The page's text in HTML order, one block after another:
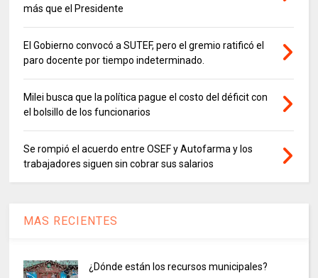
más que el Presidente
El Gobierno convocó a SUTEF, pero el gremio ratificó el
paro docente por tiempo indeterminado.
Milei busca que la política pague el costo del déficit con
el bolsillo de los funcionarios
Se rompió el acuerdo entre OSEF y Autofarma y los
trabajadores siguen sin cobrar sus salarios
MAS RECIENTES
¿Dónde están los recursos municipales?